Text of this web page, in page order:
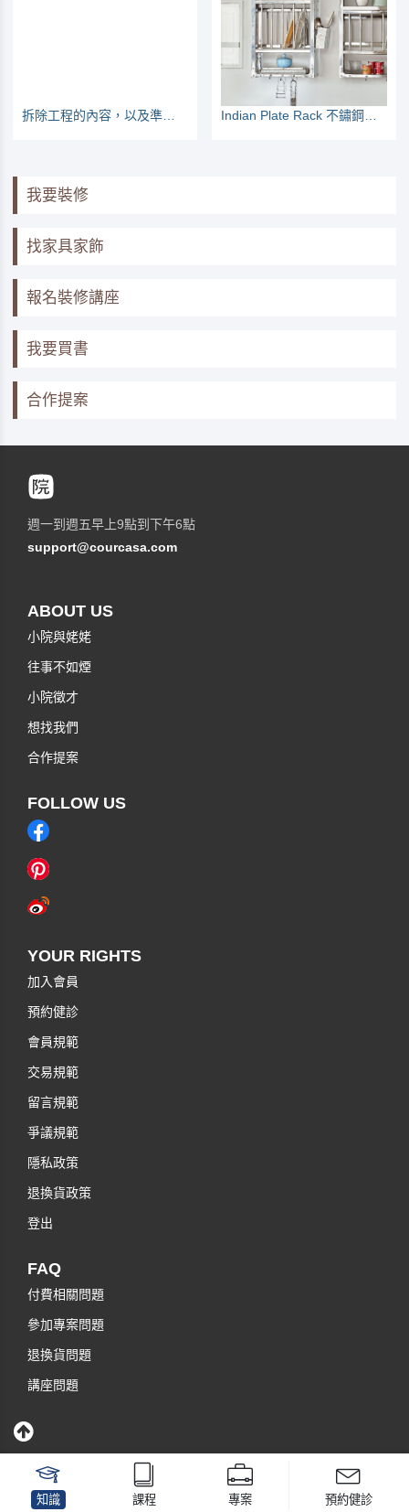
我要裝修
找家具家飾
報名裝修講座
我要買書
合作提案
週一到週五早上9點到下午6點
support@courcasa.com
ABOUT US
小院與姥姥
往事不如煙
小院徵才
想找我們
合作提案
FOLLOW US
YOUR RIGHTS
加入會員
預約健診
會員規範
交易規範
留言規範
爭議規範
隱私政策
退換貨政策
登出
FAQ
付費相關問題
參加專案問題
退換貨問題
講座問題
知識 課程 專案 預約健診